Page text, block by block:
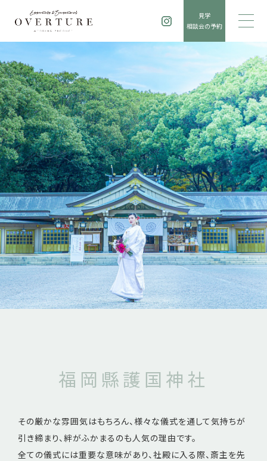
見学
相談会の予約
福岡縣護国神社
その厳かな雰囲気はもちろん、様々な儀式を通して気持ちが
引き締まり、絆がふかまるのも人気の理由です。
全ての儀式には重要な意味があり、社殿に入る際、斎主を先